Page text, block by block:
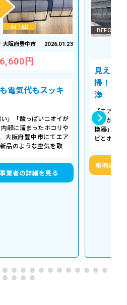
AFTER
大阪府豊中市 2026.01.23
円
電気代もスッキ
」「酸っぱいニオイが
部に溜まったホコリや
大阪府豊中市にてエア
品のような空気を取り
事業者の詳細を見る
BEFORE
見えな
掃！空
浄
「エアコ
た気がす
換器」の
ビとホコ
事例の詳